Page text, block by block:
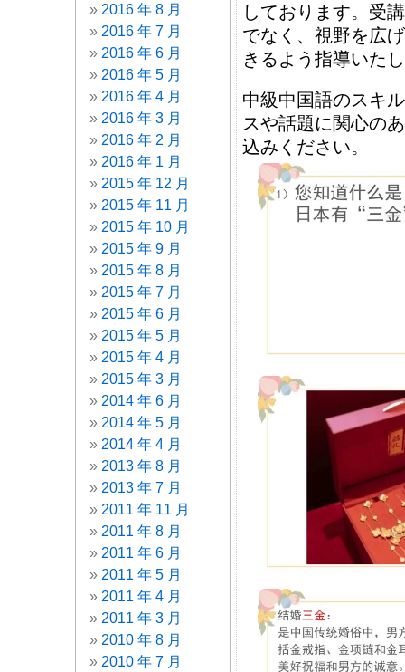
2016 年 8 月
2016 年 7 月
2016 年 6 月
2016 年 5 月
2016 年 4 月
2016 年 3 月
2016 年 2 月
2016 年 1 月
2015 年 12 月
2015 年 11 月
2015 年 10 月
2015 年 9 月
2015 年 8 月
2015 年 7 月
2015 年 6 月
2015 年 5 月
2015 年 4 月
2015 年 3 月
2014 年 6 月
2014 年 5 月
2014 年 4 月
2013 年 8 月
2013 年 7 月
2011 年 11 月
2011 年 8 月
2011 年 6 月
2011 年 5 月
2011 年 4 月
2011 年 3 月
2010 年 8 月
2010 年 7 月
しております。受
でなく、視野を広
きるよう指導いた
中級中国語のスキ
スや話題に関心の
込みください。